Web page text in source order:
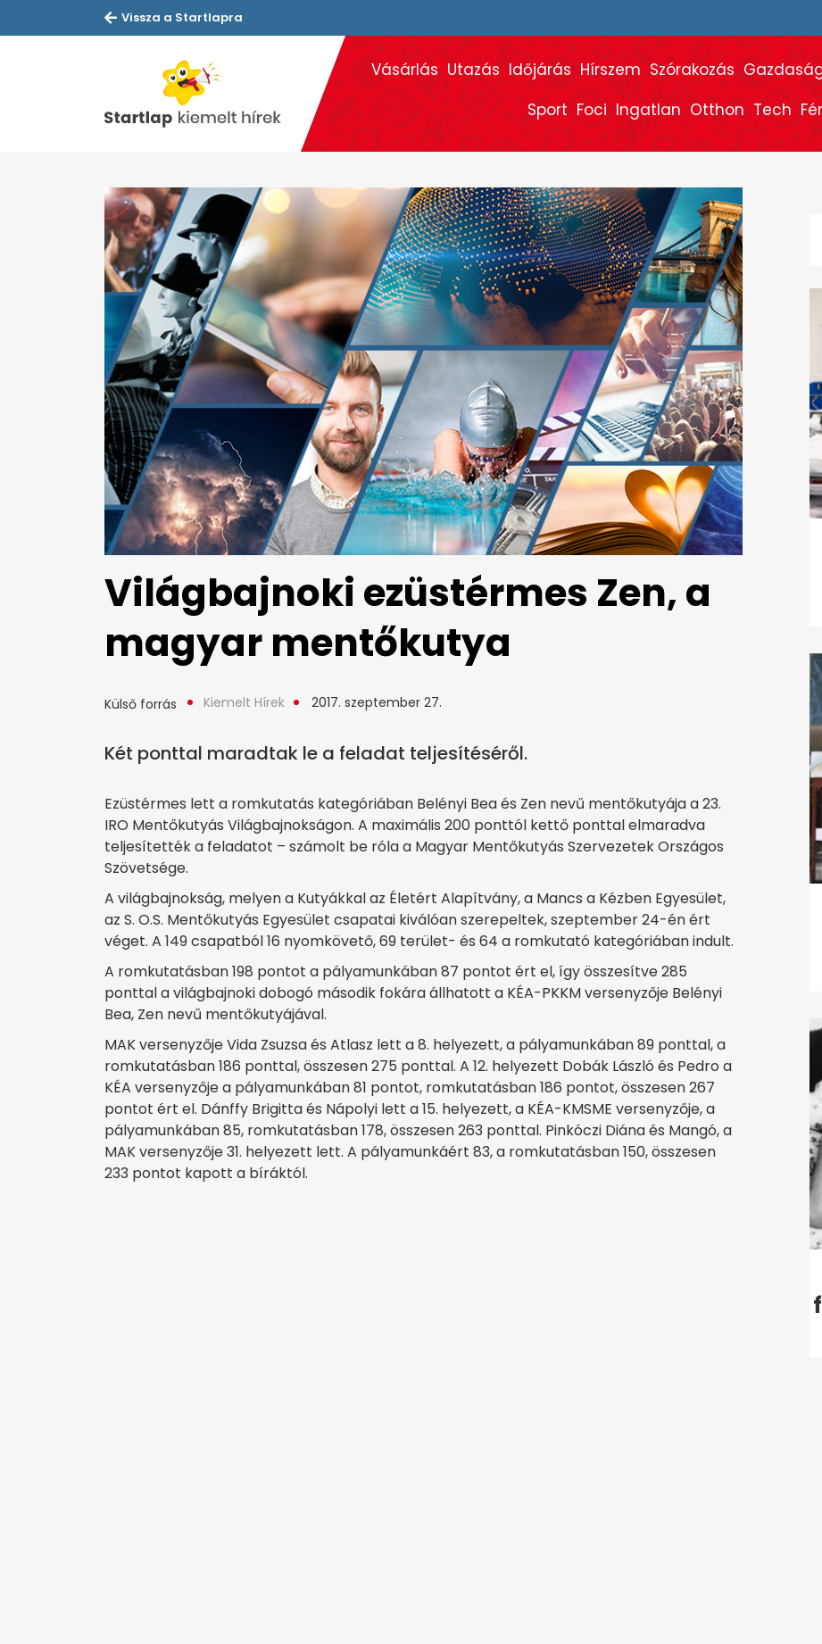
Vissza a Startlapra
Vásárlás Utazás Időjárás Hírszem Szórakozás
Sport Foci Ingatlan Otthon Tech
Világbajnoki ezüstérmes Zen, a
magyar mentőkutya
Külső forrás Kiemelt Hírek 2017. szeptember 27.
Két ponttal maradtak le a feladat teljesítéséről.
Ezüstérmes lett a romkutatás kategóriában Belényi Bea és Zen nevű mentőkutyája a 23.
IRO Mentőkutyás Világbajnokságon. A maximális 200 ponttól kettő ponttal elmaradva
teljesítették a feladatot – számolt be róla a Magyar Mentőkutyás Szervezetek Országos
Szövetsége.
A világbajnokság, melyen a Kutyákkal az Életért Alapítvány, a Mancs a Kézben Egyesület,
az S. O.S. Mentőkutyás Egyesület csapatai kiválóan szerepeltek, szeptember 24-én ért
véget. A 149 csapatból 16 nyomkövető, 69 terület- és 64 a romkutató kategóriában indult.
A romkutatásban 198 pontot a pályamunkában 87 pontot ért el, így összesítve 285
ponttal a világbajnoki dobogó második fokára állhatott a KÉA-PKKM versenyzője Belényi
Bea, Zen nevű mentőkutyájával.
MAK versenyzője Vida Zsuzsa és Atlasz lett a 8. helyezett, a pályamunkában 89 ponttal, a
romkutatásban 186 ponttal, összesen 275 ponttal. A 12. helyezett Dobák László és Pedro a
KÉA versenyzője a pályamunkában 81 pontot, romkutatásban 186 pontot, összesen 267
pontot ért el. Dánffy Brigitta és Nápolyi lett a 15. helyezett, a KÉA-KMSME versenyzője, a
pályamunkában 85, romkutatásban 178, összesen 263 ponttal. Pinkóczi Diána és Mangó, a
MAK versenyzője 31. helyezett lett. A pályamunkáért 83, a romkutatásban 150, összesen
233 pontot kapott a bíráktól.